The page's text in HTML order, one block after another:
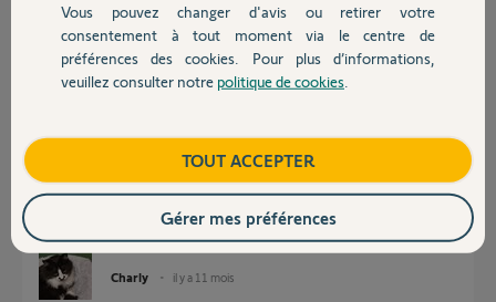
Devis avec un pro
Contact
Réponses
partout ?
Bonne journée à vous
Charly il y a 11 mois
Vous pouvez changer d'avis ou retirer votre
consentement à tout moment via le centre de
préférences des cookies. Pour plus d’informations,
veuillez consulter notre politique de cookies
TOUT ACCEPTER
Gérer mes préférences